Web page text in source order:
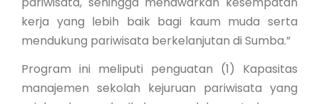
kerja yang lebih baik bagi kaum muda serta
mendukung pariwisata berkelanjutan di Sumba.”
Program ini meliputi penguatan (1) Kapasitas
manajemen sekolah kejuruan pariwisata yang